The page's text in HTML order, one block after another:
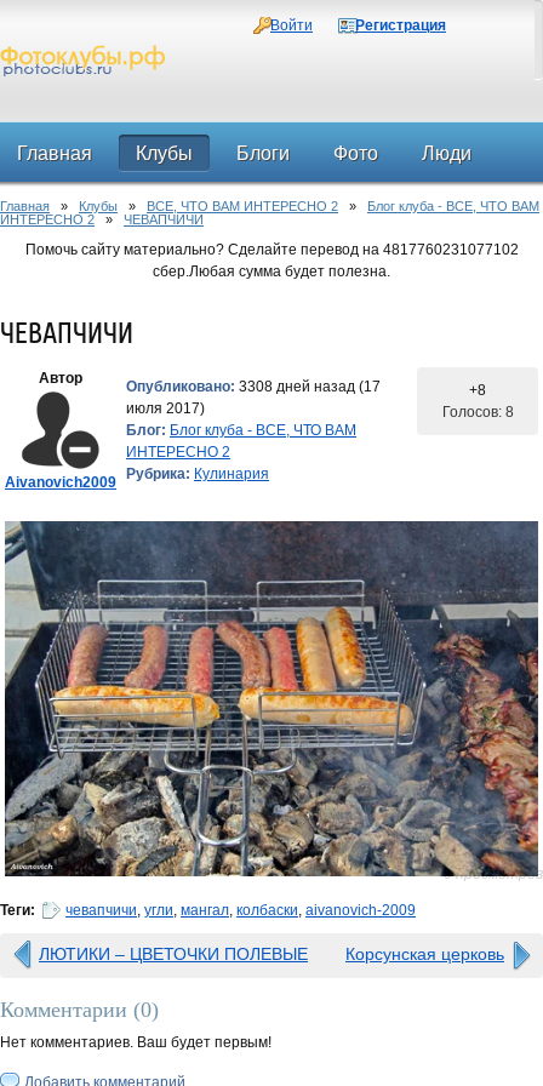
Войти Регистрация
Главная Клубы Блоги Фото Люди
Форум
Главная » Клубы » ВСЕ, ЧТО ВАМ ИНТЕРЕСНО 2 » Блог клуба - ВСЕ, ЧТО ВАМ
ИНТЕРЕСНО 2 » ЧЕВАПЧИЧИ
Помочь сайту материально? Сделайте перевод на 4817760231077102
сбер.Любая сумма будет полезна.
ЧЕВАПЧИЧИ
Автор
Aivanovich2009
Опубликовано: 3308 дней назад (17
июля 2017)
Блог: Блог клуба - ВСЕ, ЧТО ВАМ
ИНТЕРЕСНО 2
Рубрика: Кулинария
+8
Голосов: 8
0 просмотров
Теги: чевапчичи, угли, мангал, колбаски, aivanovich-2009
ЛЮТИКИ – ЦВЕТОЧКИ ПОЛЕВЫЕ Корсунская церковь
Комментарии (0)
Нет комментариев. Ваш будет первым!
Добавить комментарий